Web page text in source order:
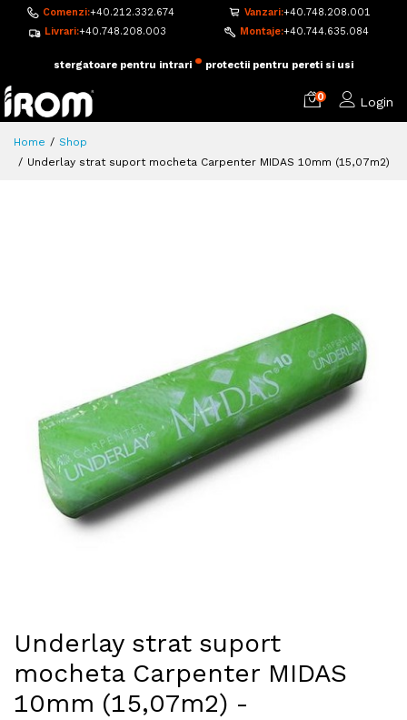
Comenzi:+40.212.332.674 Vanzari:+40.748.208.001
Livrari:+40.748.208.003 Montaje:+40.744.635.084
adezivi si accesorii pentru montaj•pardoseala flotanta
0 Login
Home
Shop
Underlay strat suport mocheta Carpenter MIDAS 10mm (15,07m2)
Underlay strat suport
mocheta Carpenter MIDAS
10mm (15,07m2) -